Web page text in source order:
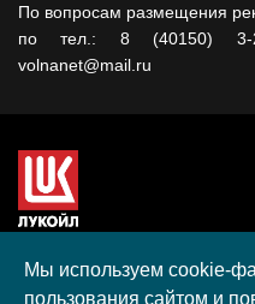
По вопросам размещения
по тел.: 8 (40150) 3-
volnanet@mail.ru
гранта, полученного в
культурных проектов
Мы используем cookie-
пользования сайтом и